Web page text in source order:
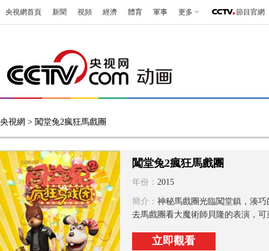
央視網首頁 新聞 視頻 經濟 體育 軍事 更多 節目官網
央視網 > 闖堂兔2瘋狂馬戲團
闖堂兔2瘋狂馬戲團
年份： 2015
簡介： 神秘馬戲團光臨闖堂鎮，湊
去馬戲團看大魔術師貝隆的表演，
立即觀看